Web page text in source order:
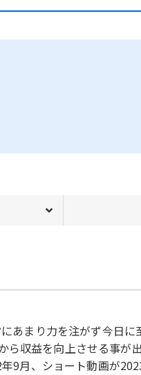
あまり力を注がず今日に
収益を向上させる事が
月、ショート動画が